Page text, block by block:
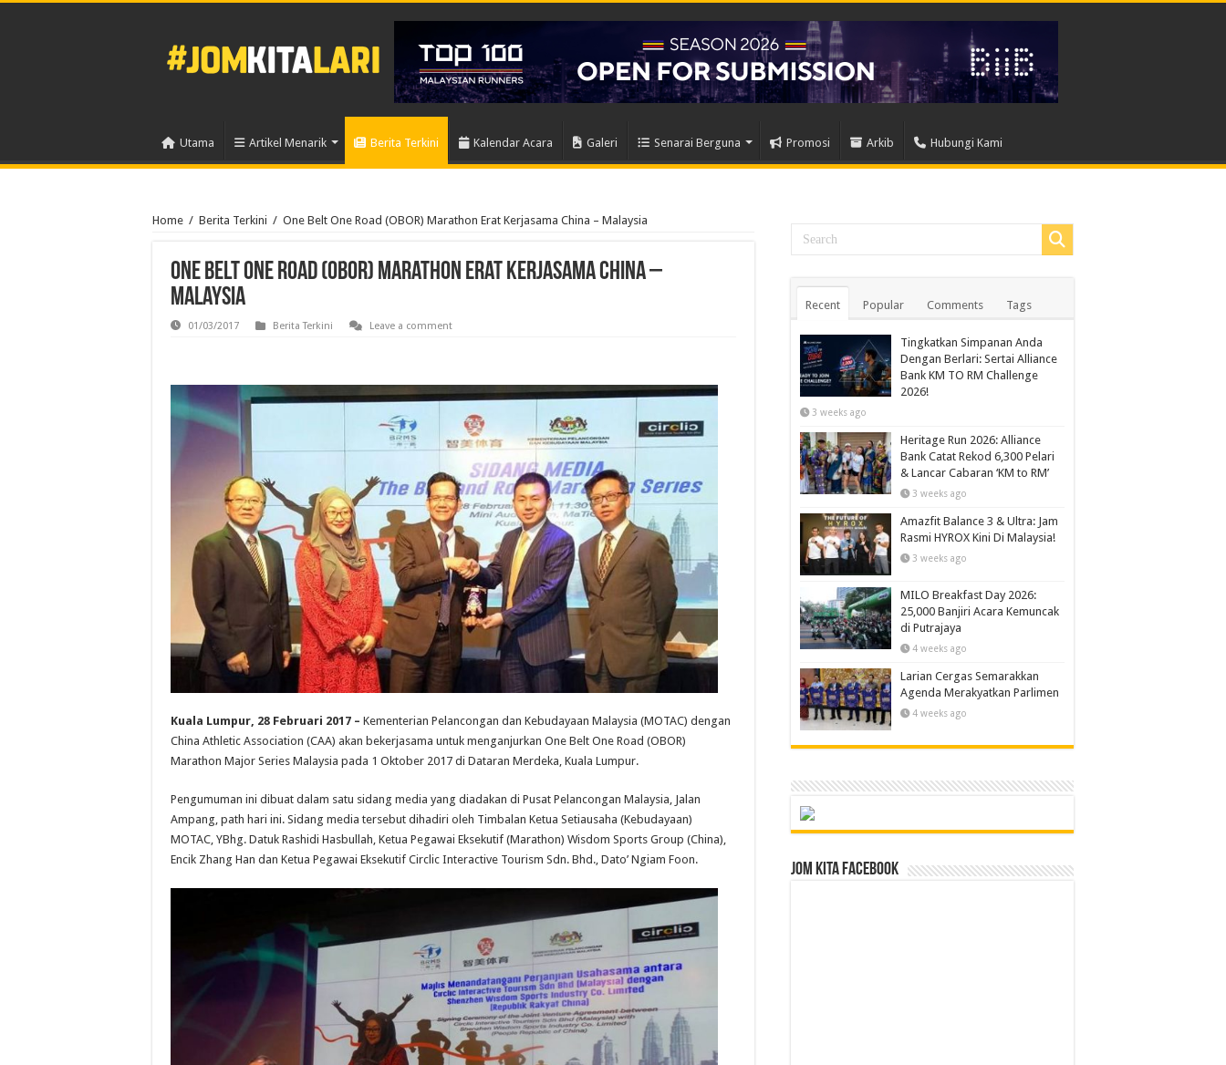
Utama Artikel Menarik Berita Terkini Kalendar Acara Galeri Senarai Berguna Promosi Arkib Hubungi Kami
Home / Berita Terkini / One Belt One Road (OBOR) Marathon Erat Kerjasama China – Malaysia
One Belt One Road (OBOR) Marathon Erat Kerjasama China –
Malaysia
01/03/2017 Berita Terkini Leave a comment
Kuala Lumpur, 28 Februari 2017 – Kementerian Pelancongan dan Kebudayaan Malaysia (MOTAC) dengan
China Athletic Association (CAA) akan bekerjasama untuk menganjurkan One Belt One Road (OBOR)
Marathon Major Series Malaysia pada 1 Oktober 2017 di Dataran Merdeka, Kuala Lumpur.
Pengumuman ini dibuat dalam satu sidang media yang diadakan di Pusat Pelancongan Malaysia, Jalan
Ampang, path hari ini. Sidang media tersebut dihadiri oleh Timbalan Ketua Setiausaha (Kebudayaan)
MOTAC, YBhg. Datuk Rashidi Hasbullah, Ketua Pegawai Eksekutif (Marathon) Wisdom Sports Group (China),
Encik Zhang Han dan Ketua Pegawai Eksekutif Circlic Interactive Tourism Sdn. Bhd., Dato’ Ngiam Foon.
Recent Popular Comments Tags
Tingkatkan Simpanan Anda
Dengan Berlari: Sertai Alliance
Bank KM TO RM Challenge
2026!
3 weeks ago
Heritage Run 2026: Alliance
Bank Catat Rekod 6,300 Pelari
& Lancar Cabaran ‘KM to RM’
3 weeks ago
Amazfit Balance 3 & Ultra: Jam
Rasmi HYROX Kini Di Malaysia!
3 weeks ago
MILO Breakfast Day 2026:
25,000 Banjiri Acara Kemuncak
di Putrajaya
4 weeks ago
Larian Cergas Semarakkan
Agenda Merakyatkan Parlimen
4 weeks ago
Jom Kita Facebook